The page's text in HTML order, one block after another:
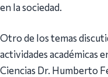
en la sociedad.
Otro de los temas
actividades académicas
Ciencias Dr. Humberto